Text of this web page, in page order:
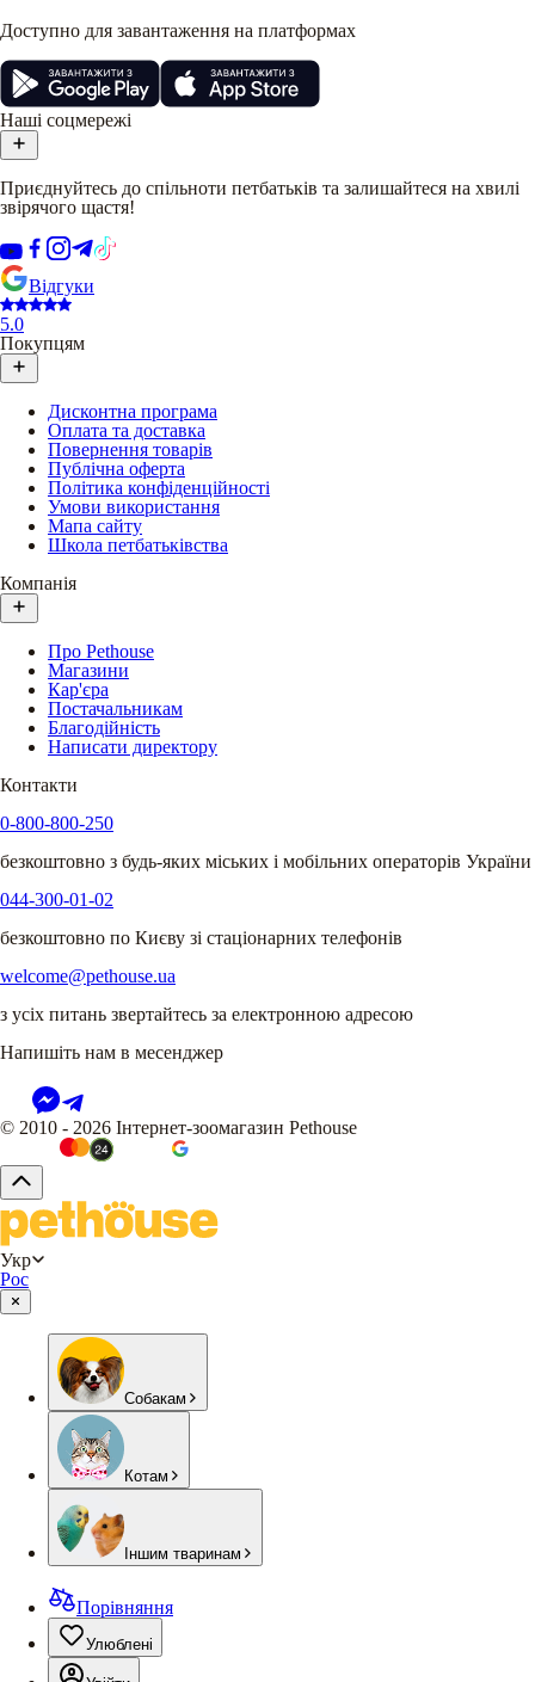
Доступно для завантаження на платформах
Наші соцмережі
Приєднуйтесь до спільноти петбатьків та залишайтеся на хвилі
звірячого щастя!
Відгуки
5.0
Покупцям
Дисконтна програма
Оплата та доставка
Повернення товарів
Публічна оферта
Політика конфіденційності
Умови використання
Мапа сайту
Школа петбатьківства
Компанія
Про Pethouse
Магазини
Кар'єра
Постачальникам
Благодійність
Написати директору
Контакти
0-800-800-250
безкоштовно з будь-яких міських і мобільних операторів України
044-300-01-02
безкоштовно по Києву зі стаціонарних телефонів
welcome@pethouse.ua
з усіх питань звертайтесь за електронною адресою
Напишіть нам в месенджер
© 2010 - 2026 Інтернет-зоомагазин Pethouse
Укр
Рос
Собакам
Котам
Іншим тваринам
Порівняння
Улюблені